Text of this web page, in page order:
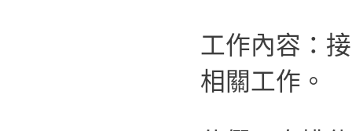
工作內容：
相關工作。